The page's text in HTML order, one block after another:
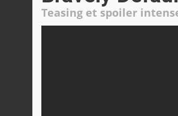
Teasing et spoiler